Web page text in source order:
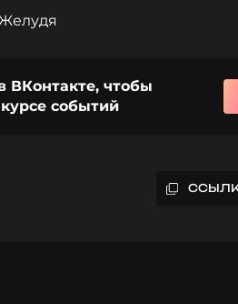
ВКонтакте, чтобы
событий